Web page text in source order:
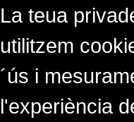
La teua
utilitzem
´ús i
l'experiència